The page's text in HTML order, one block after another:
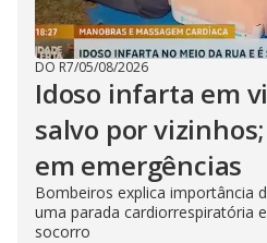
DO R7/05/08/2026
Idoso infarta em
salvo por
em emergências
Bombeiros explica importância
uma parada cardiorrespiratória
socorro